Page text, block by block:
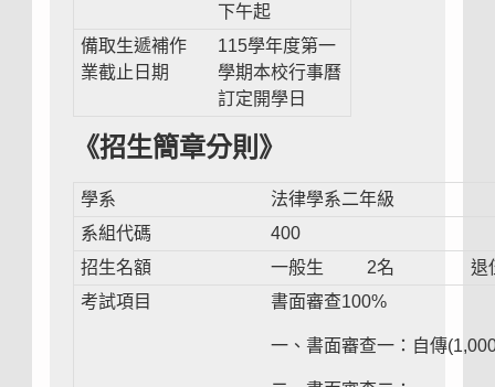
下午起
備取生遞補作
業截止日期
115學年度第一
學期本校行事曆
訂定開學日
《招生簡章分則》
學系
法律學系二年級
系組代碼
400
招生名額
一般生 2名
退
考試項目
書面審查100%
一、書面審查一：自傳